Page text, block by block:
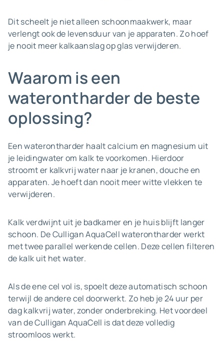
Dit scheelt je niet alleen schoonmaakwerk, maar
verlengt ook de levensduur van je apparaten. Zo hoef
je nooit meer kalkaanslag op glas verwijderen.
Waarom is een
waterontharder de beste
oplossing?
Een waterontharder haalt calcium en magnesium uit
je leidingwater om kalk te voorkomen. Hierdoor
stroomt er kalkvrij water naar je kranen, douche en
apparaten. Je hoeft dan nooit meer witte vlekken te
verwijderen.
Kalk verdwijnt uit je badkamer en je huis blijft langer
schoon. De Culligan AquaCell waterontharder werkt
met twee parallel werkende cellen. Deze cellen filteren
de kalk uit het water.
Als de ene cel vol is, spoelt deze automatisch schoon
terwijl de andere cel doorwerkt. Zo heb je 24 uur per
dag kalkvrij water, zonder onderbreking. Het voordeel
van de Culligan AquaCell is dat deze volledig
stroomloos werkt.